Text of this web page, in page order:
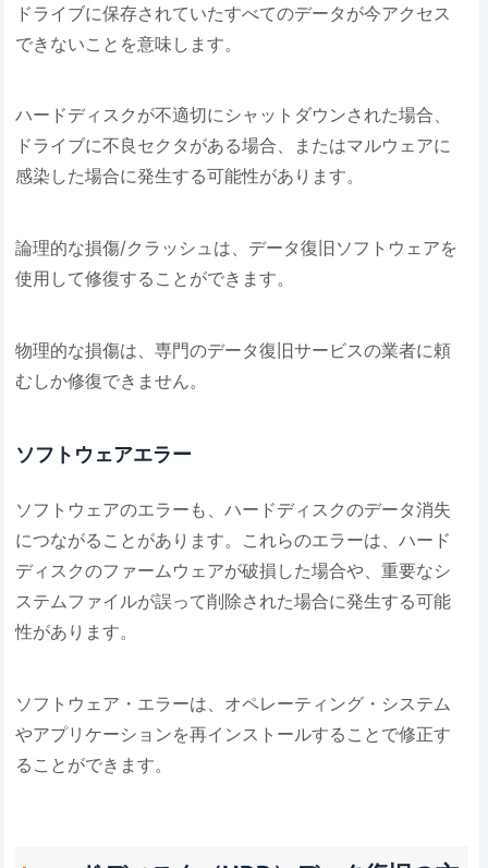
ドライブに保存されていたすべてのデータが今アクセス
できないことを意味します。
ハードディスクが不適切にシャットダウンされた場合、
ドライブに不良セクタがある場合、またはマルウェアに
感染した場合に発生する可能性があります。
論理的な損傷/クラッシュは、データ復旧ソフトウェアを
使用して修復することができます。
物理的な損傷は、専門のデータ復旧サービスの業者に頼
むしか修復できません。
ソフトウェアエラー
ソフトウェアのエラーも、ハードディスクのデータ消失
につながることがあります。これらのエラーは、ハード
ディスクのファームウェアが破損した場合や、重要なシ
ステムファイルが誤って削除された場合に発生する可能
性があります。
ソフトウェア・エラーは、オペレーティング・システム
やアプリケーションを再インストールすることで修正す
ることができます。